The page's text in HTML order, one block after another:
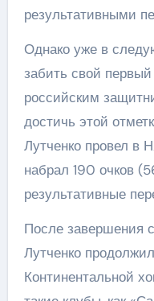
результативными
Однако уже в
забить свой
российским
достичь этой
Лутченко провел в
набрал 190 очков
результативные
После завершения
Лутченко
Континентальной